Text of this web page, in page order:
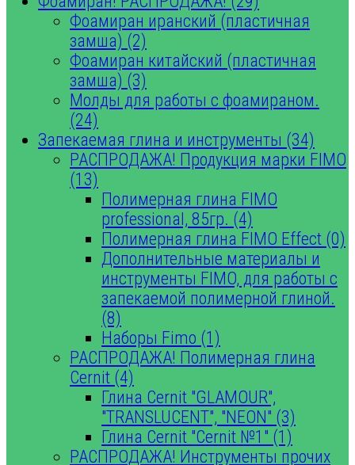
Фоамиран иранский (пластичная
замша) (2)
Фоамиран китайский (пластичная
замша) (3)
Молды для работы с фоамираном.
(24)
Запекаемая глина и инструменты (34)
РАСПРОДАЖА! Продукция марки FIMO
(13)
Полимерная глина FIMO
professional, 85гр. (4)
Полимерная глина FIMO Effect (0)
Дополнительные материалы и
инструменты FIMO, для работы с
запекаемой полимерной глиной.
(8)
Наборы Fimo (1)
РАСПРОДАЖА! Полимерная глина
Cernit (4)
Глина Cernit "GLAMOUR",
"TRANSLUCENT", "NEON" (3)
Глина Cernit "Cernit №1" (1)
РАСПРОДАЖА! Инструменты прочих